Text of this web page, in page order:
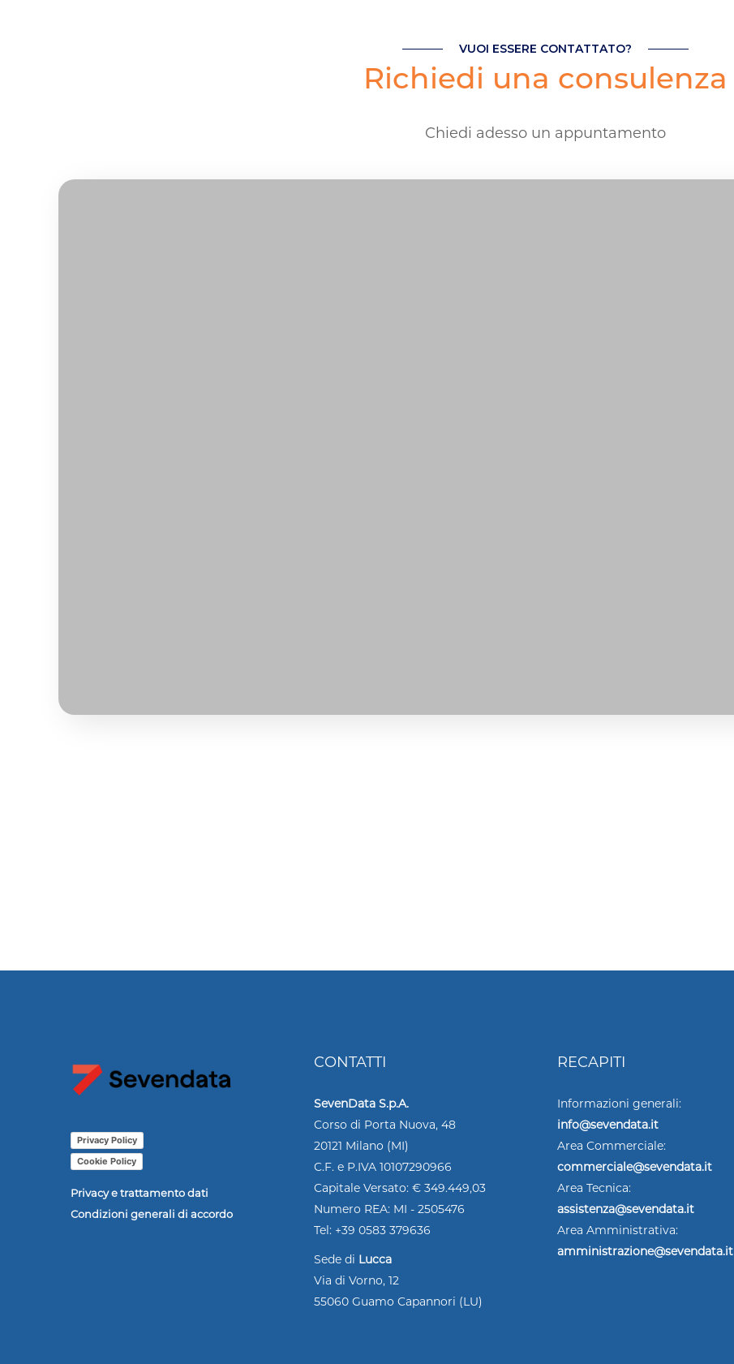
VUOI ESSERE CONTATTATO?
Richiedi una consulenza
Chiedi adesso un appuntamento
Privacy Policy
Cookie Policy
Privacy e trattamento dati
Condizioni generali di accordo
CONTATTI
SevenData S.p.A.
Corso di Porta Nuova, 48
20121 Milano (MI)
C.F. e P.IVA 10107290966
Capitale Versato: € 349.449,03
Numero REA: MI - 2505476
Tel: +39 0583 379636
Sede di Lucca
Via di Vorno, 12
55060 Guamo Capannori (LU)
RECAPITI
Informazioni generali:
info@sevendata.it
Area Commerciale:
commerciale@sevendata.it
Area Tecnica:
assistenza@sevendata.it
Area Amministrativa:
amministrazione@sevendata.it